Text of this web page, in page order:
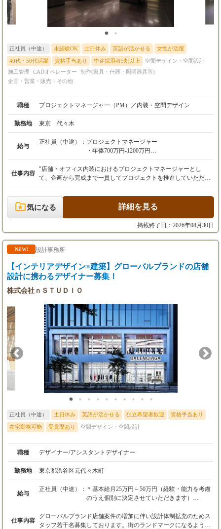
正社員（中途） 未経験OK 土日休み 英語が活かせる 女性が活躍
40代・50代活躍 資格手当あり 中途採用者5割以上
空間デザイン・空間設計
施工管理
CADオペレーター
制作(家具・什器・照明器具等)
企画・営業・販売・その他
職種 プロジェクトマネージャー（PM）／内装・空間デザイン
勤務地 東京 代々木
給与
正社員（中途）： プロジェクトマネージャー
・年俸700万円-1200万円
（平均所定労働時間：月157時間）
※月40時間分の固定残業代（10〜20万円）を含
む
※40時間超過分は別途支給
・昇給：年1回
・賞与：年2回
アシスタントマネージャー
・経験により相談
仕事内容
"店舗・オフィス内装におけるプロジェクトマネージャーとし
て、企画から完成まで一貫してプロジェクトを推進していただき
ます。" ・店舗・オフィス内装プロジェクトのマネジメント ・設
計・施工管理業務 ・テナント施設・クライアント・協力会社との
折衝 ・スケジュール・品質・コスト管理 "当社のPMは、設計・
施工いずれかに偏ることなく、これまで培ってきたスキルや経験
を最大限に活かしながら活躍できるポジションです。" 新しいチ
ャレンジを通じて成長し、クライアントに貢献できる方をお待ち
しております。
気になる 詳細を見る
掲載終了日：2026年08月30日
NEW! 設計事務所
【インテリアデザイン×建築】グローバルブランドの店舗
設計に携わるデザイナー募集！
株式会社ｎＳＴＵＤＩＯ
正社員（中途） 土日休み 英語が活かせる 独立希望者歓迎 資格手当あり
在宅勤務可能 受賞歴あり 空間デザイン・空間設計
職種 デザイナー/アシスタントデザイナー
勤務地 東京都渋谷区元代々木町
給与
正社員（中途）： ＊基本給月25万円～50万円（経験・能力を考慮
のうえ個別に決定させていただきます）
＊上記基本給に加えて待遇欄記載の各種手当を
支給します。
＊ご経験などに応じて試用期間（最大6ヵ月ま
仕事内容
グローバルブランド店舗案件の増加に伴い設計体制拡充のためス
タッフ若⼲名募集しております。街のランドマークになるような